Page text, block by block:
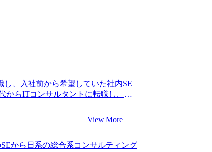
、入社前から希望していた社内SE
からITコンサルタントに転職し、楽
職も難しくなる中で、今より良い
した。 社内SEとして転職しても、
変化は見込めないので、企業だけを
View More
から日系の総合系コンサルティング